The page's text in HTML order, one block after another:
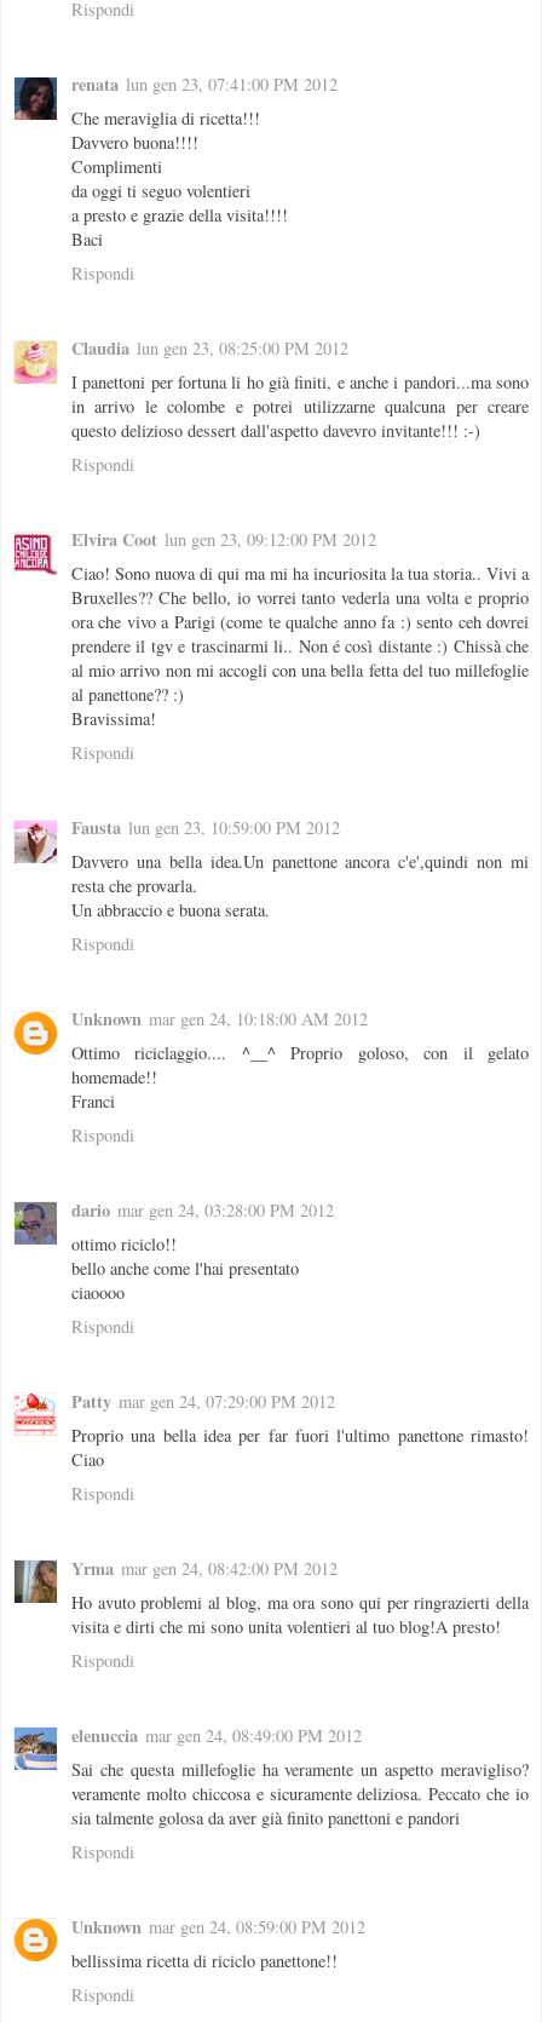
Rispondi
renata lun gen 23, 07:41:00 PM 2012
Che meraviglia di ricetta!!!
Davvero buona!!!!
Complimenti
da oggi ti seguo volentieri
a presto e grazie della visita!!!!
Baci
Rispondi
Claudia lun gen 23, 08:25:00 PM 2012
I panettoni per fortuna li ho già finiti, e anche i pandori...ma sono
in arrivo le colombe e potrei utilizzarne qualcuna per creare
questo delizioso dessert dall'aspetto davevro invitante!!! :-)
Rispondi
Elvira Coot lun gen 23, 09:12:00 PM 2012
Ciao! Sono nuova di qui ma mi ha incuriosita la tua storia.. Vivi a
Bruxelles?? Che bello, io vorrei tanto vederla una volta e proprio
ora che vivo a Parigi (come te qualche anno fa :) sento ceh dovrei
prendere il tgv e trascinarmi li.. Non é così distante :) Chissà che
al mio arrivo non mi accogli con una bella fetta del tuo millefoglie
al panettone?? :)
Bravissima!
Rispondi
Fausta lun gen 23, 10:59:00 PM 2012
Davvero una bella idea.Un panettone ancora c'e',quindi non mi
resta che provarla.
Un abbraccio e buona serata.
Rispondi
Unknown mar gen 24, 10:18:00 AM 2012
Ottimo riciclaggio.... ^__^ Proprio goloso, con il gelato
homemade!!
Franci
Rispondi
dario mar gen 24, 03:28:00 PM 2012
ottimo riciclo!!
bello anche come l'hai presentato
ciaoooo
Rispondi
Patty mar gen 24, 07:29:00 PM 2012
Proprio una bella idea per far fuori l'ultimo panettone rimasto!
Ciao
Rispondi
Yrma mar gen 24, 08:42:00 PM 2012
Ho avuto problemi al blog, ma ora sono qui per ringrazierti della
visita e dirti che mi sono unita volentieri al tuo blog!A presto!
Rispondi
elenuccia mar gen 24, 08:49:00 PM 2012
Sai che questa millefoglie ha veramente un aspetto meravigliso?
veramente molto chiccosa e sicuramente deliziosa. Peccato che io
sia talmente golosa da aver già finito panettoni e pandori
Rispondi
Unknown mar gen 24, 08:59:00 PM 2012
bellissima ricetta di riciclo panettone!!
Rispondi